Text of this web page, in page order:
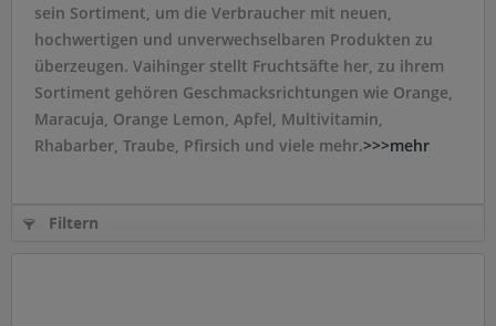
sein Sortiment, um die Verbraucher mit neuen,
hochwertigen und unverwechselbaren Produkten zu
überzeugen. Vaihinger stellt Fruchtsäfte her, zu ihrem
Sortiment gehören Geschmacksrichtungen wie Orange,
Maracuja, Orange Lemon, Apfel, Multivitamin,
Rhabarber, Traube, Pfirsich und viele mehr.>>>mehr
Filtern